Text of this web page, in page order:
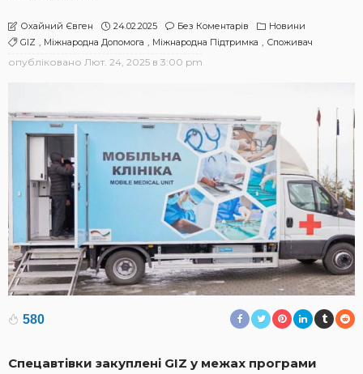
Охайний Євген 24.02.2025 Без Коментарів
Новини
GIZ
Міжнародна Допомога Міжнародна Підтримка Споживач
опубліковано Лют. 24, 2025 в 3:00 pm
580
Спецавтівки закуплені GIZ у межах програми